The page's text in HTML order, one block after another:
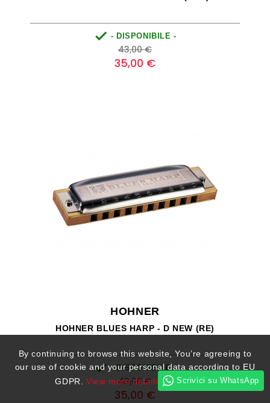
 - DISPONIBILE -
Prezzo
base
43,00 €Prezzo
35,00 €
HOHNER
HOHNER BLUES HARP - D NEW (RE)
- DISPONIBILE -
Prezzo
base
43,00 €Prezzo
35,00 €
By continuing to browse this website, You’re agreeing to
our use of cookie and your personal data according to EU
GDPR. View more details I ACCEPT
Scrivici su WhatsApp